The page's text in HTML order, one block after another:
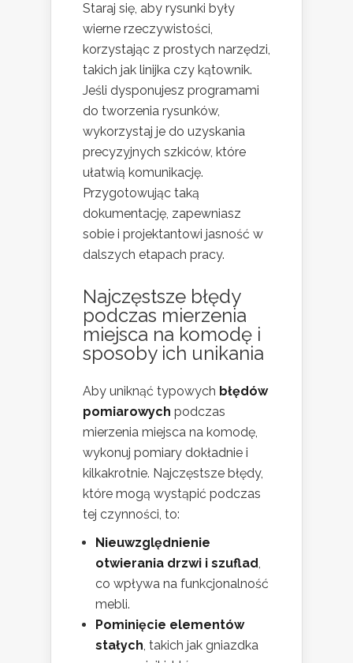
Staraj się, aby rysunki były
wierne rzeczywistości,
korzystając z prostych narzędzi,
takich jak linijka czy kątownik.
Jeśli dysponujesz programami
do tworzenia rysunków,
wykorzystaj je do uzyskania
precyzyjnych szkiców, które
ułatwią komunikację.
Przygotowując taką
dokumentację, zapewniasz
sobie i projektantowi jasność w
dalszych etapach pracy.
Najczęstsze błędy
podczas mierzenia
miejsca na komodę i
sposoby ich unikania
Aby uniknąć typowych błędów
pomiarowych podczas
mierzenia miejsca na komodę,
wykonuj pomiary dokładnie i
kilkakrotnie. Najczęstsze błędy,
które mogą wystąpić podczas
tej czynności, to:
Nieuwzględnienie
otwierania drzwi i szuflad,
co wpływa na funkcjonalność
mebli.
Pominięcie elementów
stałych, takich jak gniazdka